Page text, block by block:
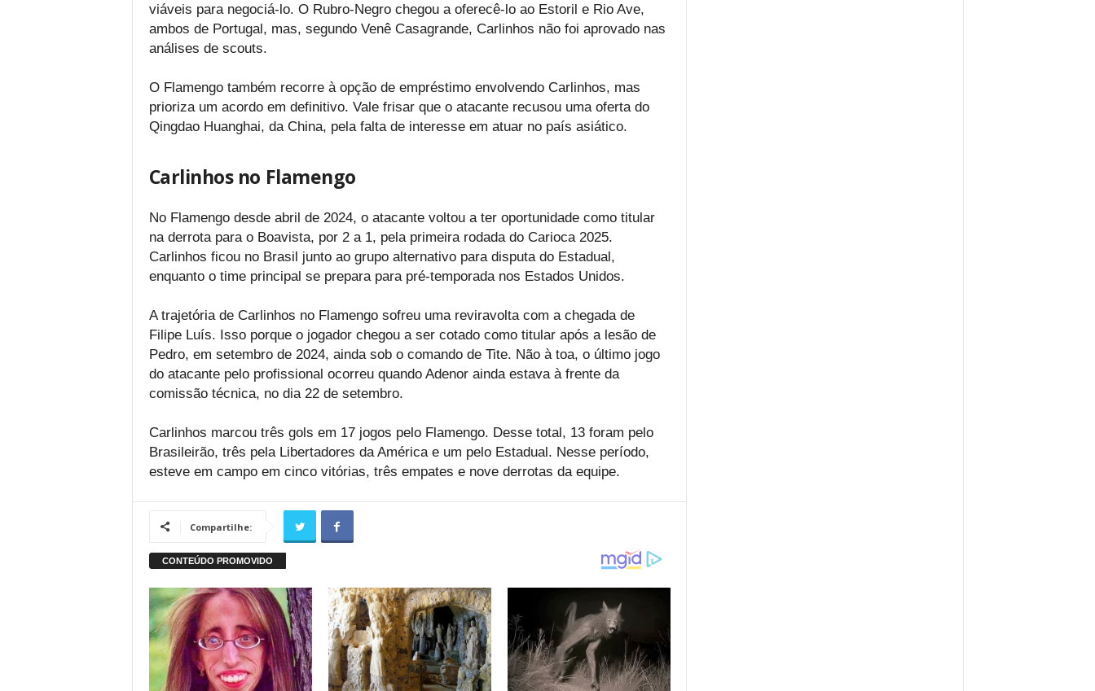
viáveis para negociá-lo. O Rubro-Negro chegou a oferecê-lo ao Estoril e Rio Ave,
ambos de Portugal, mas, segundo Venê Casagrande, Carlinhos não foi aprovado nas
análises de scouts.
O Flamengo também recorre à opção de empréstimo envolvendo Carlinhos, mas
prioriza um acordo em definitivo. Vale frisar que o atacante recusou uma oferta do
Qingdao Huanghai, da China, pela falta de interesse em atuar no país asiático.
Carlinhos no Flamengo
No Flamengo desde abril de 2024, o atacante voltou a ter oportunidade como titular
na derrota para o Boavista, por 2 a 1, pela primeira rodada do Carioca 2025.
Carlinhos ficou no Brasil junto ao grupo alternativo para disputa do Estadual,
enquanto o time principal se prepara para pré-temporada nos Estados Unidos.
A trajetória de Carlinhos no Flamengo sofreu uma reviravolta com a chegada de
Filipe Luís. Isso porque o jogador chegou a ser cotado como titular após a lesão de
Pedro, em setembro de 2024, ainda sob o comando de Tite. Não à toa, o último jogo
do atacante pelo profissional ocorreu quando Adenor ainda estava à frente da
comissão técnica, no dia 22 de setembro.
Carlinhos marcou três gols em 17 jogos pelo Flamengo. Desse total, 13 foram pelo
Brasileirão, três pela Libertadores da América e um pelo Estadual. Nesse período,
esteve em campo em cinco vitórias, três empates e nove derrotas da equipe.
Compartilhe: